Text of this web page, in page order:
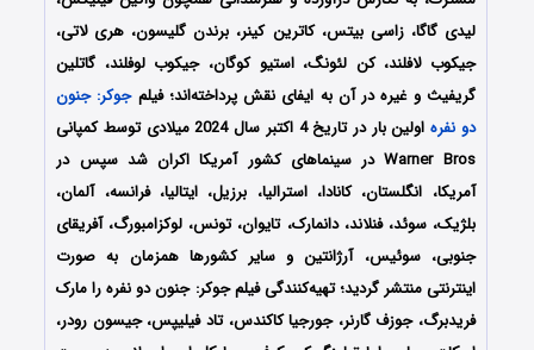
لیدی گاگا، زاسی بیتس، کاترین کینر، برندن گلیسون، هری لاتی،
جیکوب لافلند، کن لئونگ، استیو کوگان، جیکوب لوفلند، گاتلین
گریفیث و غیره در آن به ایفای نقش پرداخته‌اند؛ فیلمجوکر: جنون
دو نفره
اولین بار در تاریخ 4 اکتبر سال 2024 میلادی توسط کمپانی‌‌
Warner Bros در سینماهای کشور آمریکا اکران شد سپس در
آمریکا، انگلستان، کانادا، استرالیا، برزیل، ایتالیا، فرانسه، آلمان،
بلژیک، سوئد، فنلاند، دانمارک، تایوان، تونس، لوکزامبورگ، آفریقای
جنوبی، سوئیس، آرژانتین و سایر کشورها همزمان به صورت
اینترنتی منتشر گردید؛ تهیه‌کنندگی فیلم جوکر: جنون دو نفره را مارک
فریدبرگ، جوزف گارنر، جورجیا کاکندس، تاد فیلیپس، جیسون رودر،